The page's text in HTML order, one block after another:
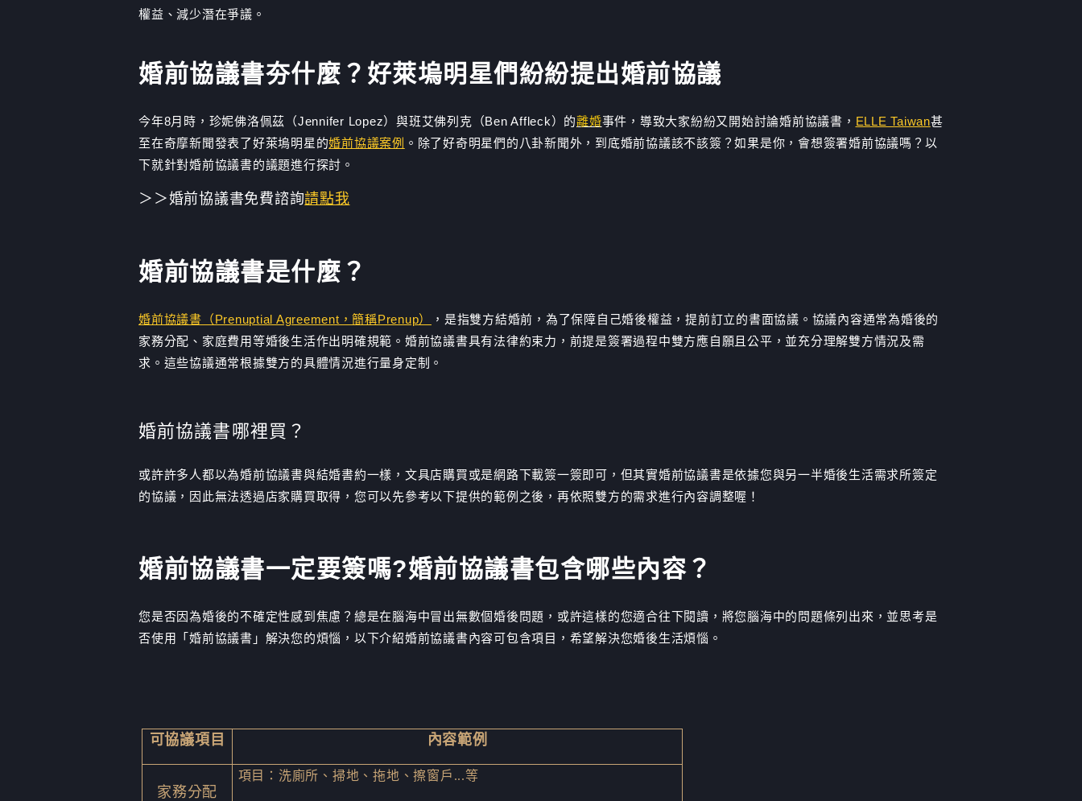
權益、減少潛在爭議。
婚前協議書夯什麼？好萊塢明星們紛紛提出婚前協議
今年8月時，珍妮佛洛佩茲（Jennifer Lopez）與班艾佛列克（Ben Affleck）的離婚事件，導致大家紛紛又開始討論婚前協議書， ELLE Taiwan甚
至在奇摩新聞發表了好萊塢明星的婚前協議案例 。除了好奇明星們的八卦新聞外，到底婚前協議該不該簽？如果是你，會想簽署婚前協議嗎？以
下就針對婚前協議書的議題進行探討。
＞＞婚前協議書免費諮詢請點我
婚前協議書是什麼？
婚前協議書（Prenuptial Agreement，簡稱Prenup）
，是指雙方結婚前，為了保障自己婚後權益，提前訂立的書面協議。協議內容通常為婚後的
家務分配、家庭費用等婚後生活作出明確規範。婚前協議書具有法律約束力，前提是簽署過程中雙方應自願且公平，並充分理解雙方情況及需
求。這些協議通常根據雙方的具體情況進行量身定制。
婚前協議書哪裡買？
或許許多人都以為婚前協議書與結婚書約一樣，文具店購買或是網路下載簽一簽即可，但其實婚前協議書是依據您與另一半婚後生活需求所簽定
的協議，因此無法透過店家購買取得，您可以先參考以下提供的範例之後，再依照雙方的需求進行內容調整喔！
婚前協議書一定要簽嗎?婚前協議書包含哪些內容？
您是否因為婚後的不確定性感到焦慮？總是在腦海中冒出無數個婚後問題，或許這樣的您適合往下閱讀，將您腦海中的問題條列出來，並思考是
否使用「婚前協議書」解決您的煩惱，以下介紹婚前協議書內容可包含項目，希望解決您婚後生活煩惱。
可協議項目 內容範例
家務分配
項目：洗廁所、掃地、拖地、擦窗戶...等